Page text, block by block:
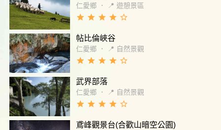
仁愛鄉 ． 📍 遊憩景區
grade grade grade grade star_border
帖比倫峽谷
仁愛鄉 ． 📍 自然景觀
grade grade grade grade star_border
武界部落
仁愛鄉 ． 📍 自然景觀
grade grade grade grade star_border
鳶峰觀景台(合歡山暗空公園)